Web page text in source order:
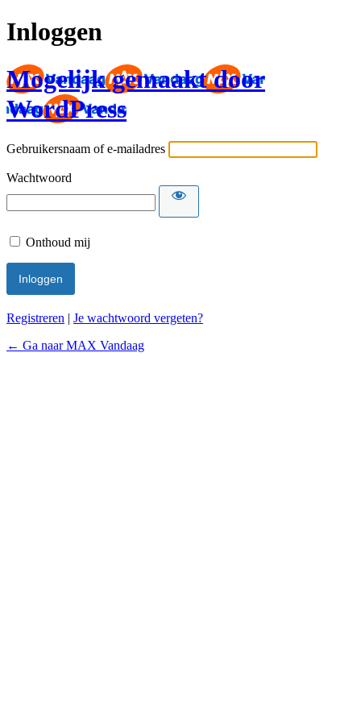
Inloggen
Mogelijk gemaakt door
WordPress
Gebruikersnaam of e-mailadres
Wachtwoord
Onthoud mij
Registreren | Je wachtwoord vergeten?
← Ga naar MAX Vandaag